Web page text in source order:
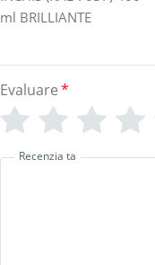
Evaluare*
Recenzia ta